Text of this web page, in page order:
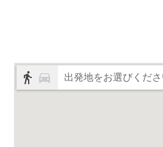
出発地をお選びくださ